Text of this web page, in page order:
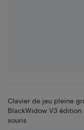
Clavier de jeu pleine
BlackWidow V3
souris